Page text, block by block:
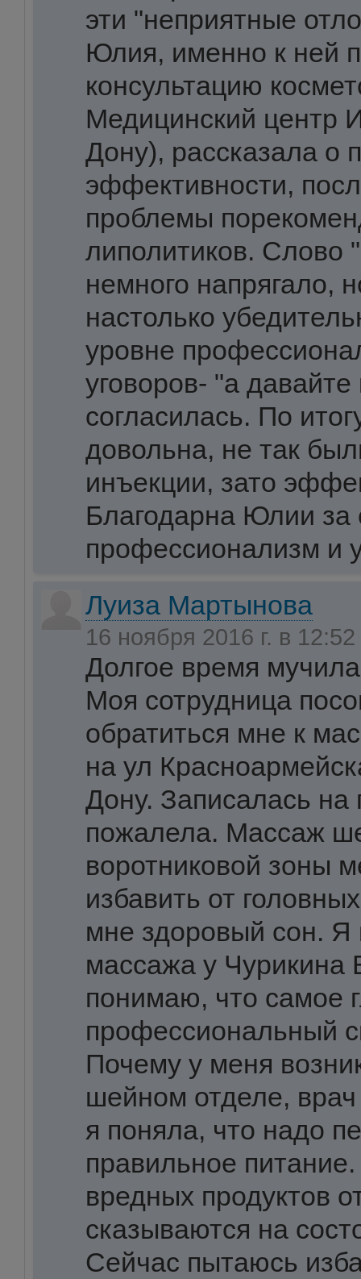
эти "неприятные
Юлия, именно к ней
консультацию
Медицинский центр
Дону), рассказала о
эффективности,
проблемы
липолитиков. Слово
немного напрягало,
настолько
уровне
уговоров- "а
согласилась. По
довольна, не так
инъекции, зато
Благодарна Юлии за
профессионализм и
Луиза Мартынова
16 ноября 2016 г. в 12:52
Долгое время
Моя сотрудница
обратиться мне к
на ул
Дону. Записалась на
пожалела. Массаж
воротниковой зоны
избавить от
мне здоровый сон. Я
массажа у Чурикина
понимаю, что самое
профессиональный
Почему у меня
шейном отделе,
я поняла, что надо
правильное
вредных продуктов
сказываются на
Сейчас пытаюсь